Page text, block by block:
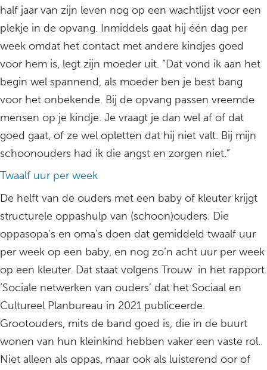
half jaar van zijn leven nog op een wachtlijst voor een
plekje in de opvang. Inmiddels gaat hij één dag per
week omdat het contact met andere kindjes goed
voor hem is, legt zijn moeder uit. “Dat vond ik aan het
begin wel spannend, als moeder ben je best bang
voor het onbekende. Bij de opvang passen vreemde
mensen op je kindje. Je vraagt je dan wel af of dat
goed gaat, of ze wel opletten dat hij niet valt. Bij mijn
schoonouders had ik die angst en zorgen niet.”
Twaalf uur per week
De helft van de ouders met een baby of kleuter krijgt
structurele oppashulp van (schoon)ouders. Die
oppasopa’s en oma’s doen dat gemiddeld twaalf uur
per week op een baby, en nog zo’n acht uur per week
op een kleuter. Dat staat volgens Trouw in het rapport
‘Sociale netwerken van ouders’ dat het Sociaal en
Cultureel Planbureau in 2021 publiceerde.
Grootouders, mits de band goed is, die in de buurt
wonen van hun kleinkind hebben vaker een vaste rol.
Niet alleen als oppas, maar ook als luisterend oor of